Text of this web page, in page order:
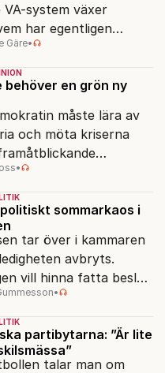
VA-system växer
har egentligen
Sveriges
Gäre•
behöver en grön ny
måste lära av
och möta kriserna
för att göra
hållbart,
kriståligt.
•
sommarkaos i
tar över i kammaren
avbryts.
vill hinna fatta beslut
– men oppositionen
att pressa
•
partibytarna: ”Är lite
talar man om